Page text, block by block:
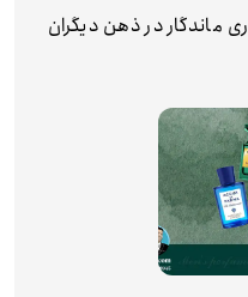
ماندگار در ذهن دیگران